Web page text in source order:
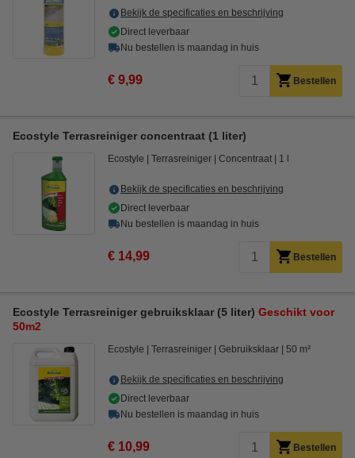
Bekijk de specificaties en beschrijving
Direct leverbaar
Nu bestellen is maandag in huis
€ 9,99 Bestellen
Ecostyle Terrasreiniger concentraat (1 liter)
Ecostyle Terrasreiniger Concentraat 1 l
Bekijk de specificaties en beschrijving
Direct leverbaar
Nu bestellen is maandag in huis
€ 14,99 Bestellen
Ecostyle Terrasreiniger gebruiksklaar (5 liter) Geschikt voor
50m2
Ecostyle Terrasreiniger Gebruiksklaar 50 m²
Bekijk de specificaties en beschrijving
Direct leverbaar
Nu bestellen is maandag in huis
€ 10,99 Bestellen